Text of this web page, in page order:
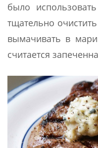
было
тщательно
вымачивать в
считается